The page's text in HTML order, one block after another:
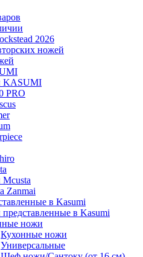
2026
ножей
KASUMI
PRO
Zanmai
в Kasumi
в Kasumi
ножи
Кухонные ножи
Универсальные